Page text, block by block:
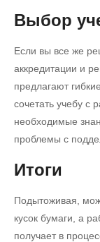
Выбор
Если вы все же
аккредитации и
предлагают
сочетать учебу с
необходимые
проблемы с
Итоги
Подытоживая,
кусок бумаги, а
получает в